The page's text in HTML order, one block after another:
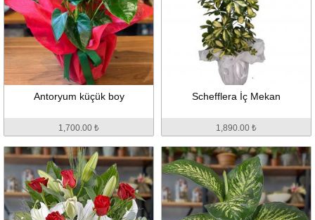
Antoryum küçük boy
1,700.00 ₺
Schefflera İç Mekan
1,890.00 ₺